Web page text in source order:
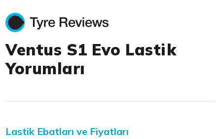
Ventus S1 Evo Lastik
Yorumları
Lastik Ebatları ve Fiyatları